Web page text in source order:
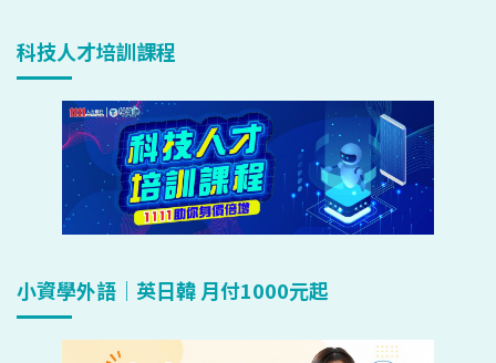
科技人才培訓課程
小資學外語｜英日韓 月付1000元起